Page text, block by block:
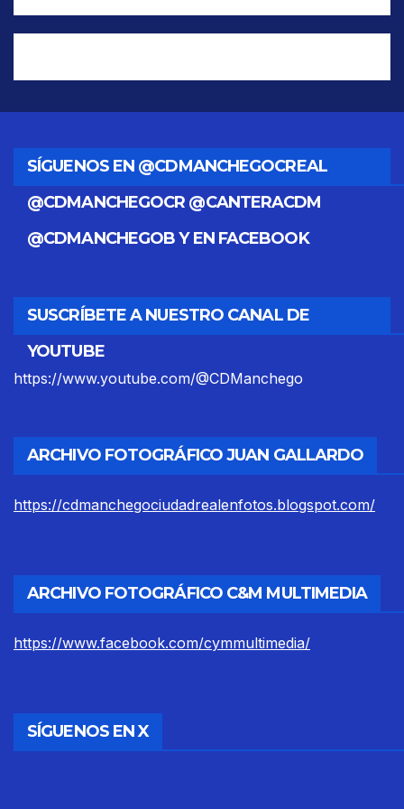
SÍGUENOS EN @CDMANCHEGOCREAL
@CDMANCHEGOCR @CANTERACDM
@CDMANCHEGOB Y EN FACEBOOK
SUSCRÍBETE A NUESTRO CANAL DE
YOUTUBE
https://www.youtube.com/@CDManchego
ARCHIVO FOTOGRÁFICO JUAN GALLARDO
https://cdmanchegociudadrealenfotos.blogspot.com/
ARCHIVO FOTOGRÁFICO C&M MULTIMEDIA
https://www.facebook.com/cymmultimedia/
SÍGUENOS EN X